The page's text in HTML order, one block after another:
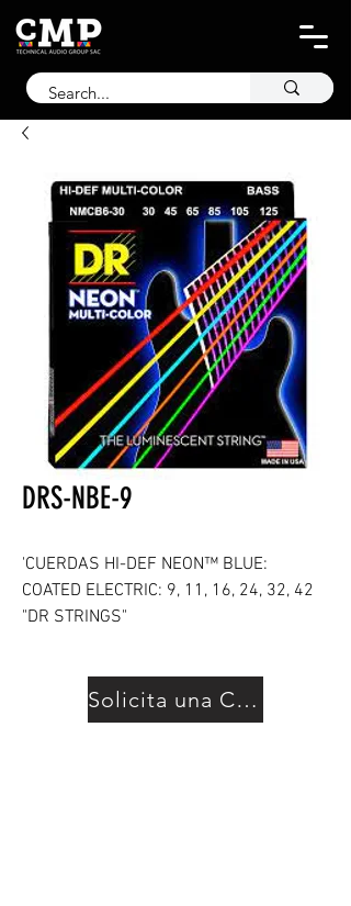
DRS-NBE-9
'CUERDAS HI-DEF NEON™ BLUE:
COATED ELECTRIC: 9, 11, 16, 24, 32, 42
"DR STRINGS"
Solicita una Cotización